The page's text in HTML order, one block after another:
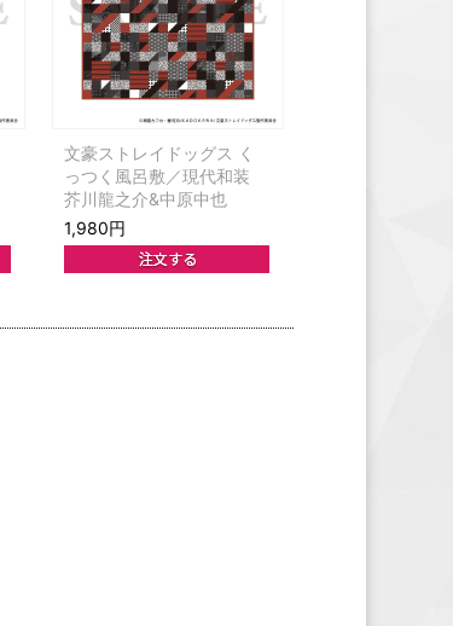
文豪ストレイドッグス く
っつく風呂敷／現代和装
芥川龍之介&中原中也
1,980円